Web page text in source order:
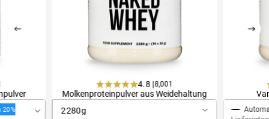
Rated
4.8
4.8 |8,001
Molkenproteinpulver aus Weidehaltung
Einmaliger Kauf
Automatische Lieferung
20%
Rated
4.9
4.9 |2,813
Kreatin-Monohydrat-Pulver 500 g
Einmaliger Kauf
Automatische Lieferung
20%